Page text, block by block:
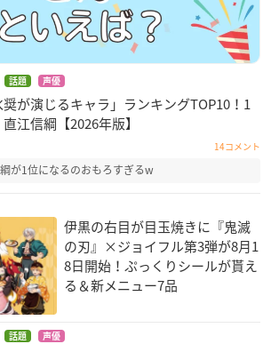
話題 声優
が演じるキャラ」ランキングTOP10！1
江信綱【2026年版】
14コメント
が1位になるのおもろすぎるw
伊黒の右目が目玉焼きに『鬼滅
の刃』×ジョイフル第3弾が8月1
8日開始！ぷっくりシールが貰え
る＆新メニュー7品
話題 声優